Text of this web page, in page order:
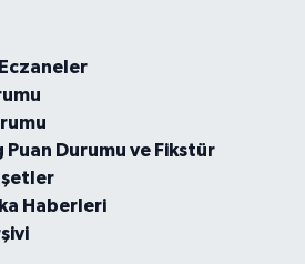
Puan Durumu ve Fikstür
Haberleri